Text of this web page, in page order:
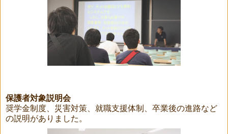
保護者対象説明会
奨学金制度、災害対策、就職支援体制、卒業後の進路など
の説明がありました。